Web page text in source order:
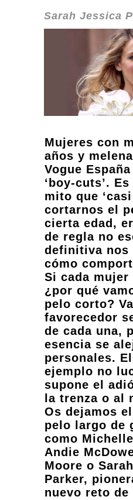
Sarah Jessica
Mujeres con
años y
Vogue
‘boy-cuts’.
mito que
cortarnos el
cierta edad,
de regla no
definitiva nos
cómo
Si cada mujer
¿por qué
pelo corto?
favorecedor
de cada una,
esencia se
personales.
ejemplo no
supone el
la trenza o al
Os dejamos
pelo largo de
como
Andie
Moore o
Parker,
nuevo reto de